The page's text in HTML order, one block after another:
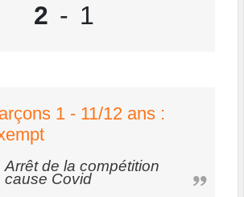
2 - 1
1 - 11/12 ans :
Arrêt de la compétition
cause Covid